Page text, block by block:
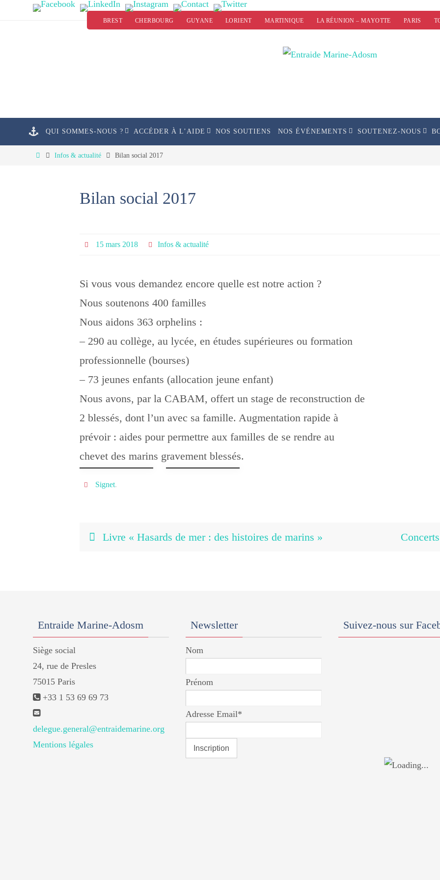
BREST CHERBOURG GUYANE LORIENT MARTINIQUE LA RÉUNION – MAYOTTE PARIS
QUI SOMMES-NOUS ? ACCÉDER À L’AIDE NOS SOUTIENS NOS ÉVÉNEMENTS SOUTENEZ-NOUS
HomeInfos & actualité Bilan social 2017
Bilan social 2017
15 mars 2018 Infos & actualité
Si vous vous demandez encore quelle est notre action ?
Nous soutenons 400 familles
Nous aidons 363 orphelins :
– 290 au collège, au lycée, en études supérieures ou formation
professionnelle (bourses)
– 73 jeunes enfants (allocation jeune enfant)
Nous avons, par la CABAM, offert un stage de reconstruction de
2 blessés, dont l’un avec sa famille. Augmentation rapide à
prévoir : aides pour permettre aux familles de se rendre au
chevet des marins gravement blessés.
Signet.
Livre « Hasards de mer : des histoires de marins »
Entraide Marine-Adosm
Siège social
24, rue de Presles
75015 Paris
+33 1 53 69 69 73
delegue.general@entraidemarine.org
Mentions légales
Newsletter
Nom
Prénom
Adresse Email*
Suivez-nous sur